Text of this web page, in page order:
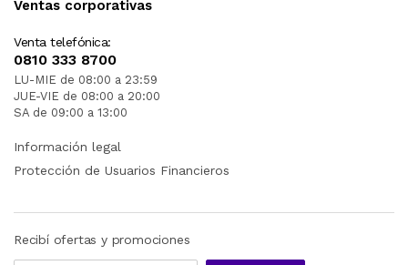
Ventas corporativas
Venta telefónica:
0810 333 8700
LU-MIE de 08:00 a 23:59
JUE-VIE de 08:00 a 20:00
SA de 09:00 a 13:00
Información legal
Protección de Usuarios Financieros
Recibí ofertas y promociones